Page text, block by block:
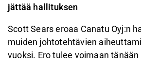
jättää hallituksen
Scott Sears eroaa Canatu Oyj:n
muiden johtotehtävien
vuoksi. Ero tulee voimaan